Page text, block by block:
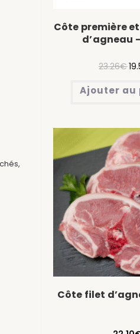
Côte première
d’agneau
23.26€
Ajouter au
Côte filet